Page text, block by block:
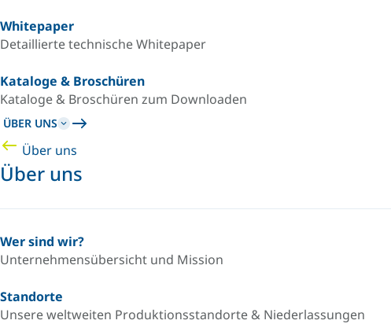
Whitepaper
Detaillierte technische Whitepaper
Kataloge & Broschüren
Kataloge & Broschüren zum Downloaden
ÜBER UNS
Über uns
Über uns
Wer sind wir?
Unternehmensübersicht und Mission
Standorte
Unsere weltweiten Produktionsstandorte & Niederlassungen